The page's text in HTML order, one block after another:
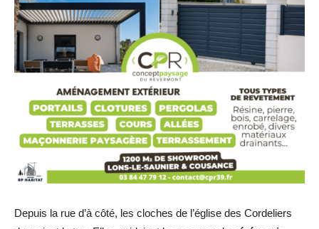
Depuis la rue d’à côté, les cloches de l’église des Cordeliers